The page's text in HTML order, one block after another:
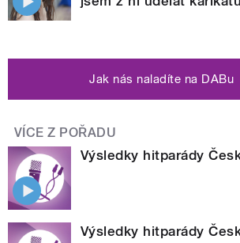
Jak nás naladíte na DABu
VÍCE Z POŘADU
Výsledky hitparády
Výsledky hitparády